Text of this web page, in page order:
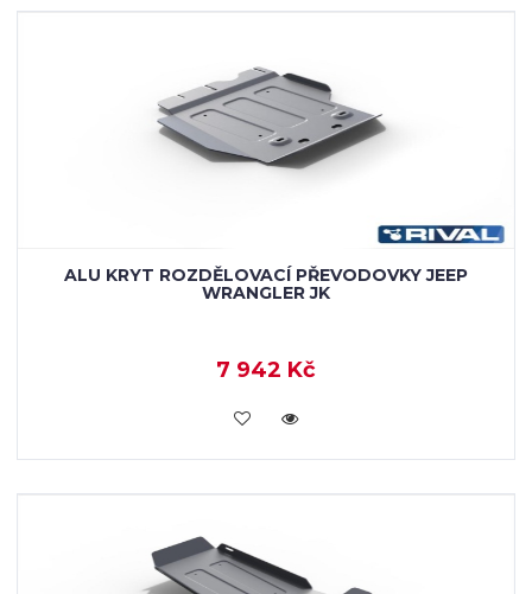
ALU KRYT ROZDĚLOVACÍ PŘEVODOVKY JEEP
WRANGLER JK
7 942 Kč
KOUPIT